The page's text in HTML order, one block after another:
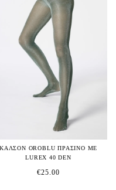
ΚΑΛΣΟΝ OROBLU ΠΡΑΣΙΝΟ ΜΕ
LUREX 40 DEN
€25.00